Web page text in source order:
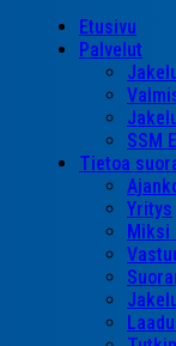
search
Menu
Etusivu
Palvelut
SSM
Tietoa
Yritys
Miksi